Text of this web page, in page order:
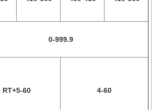
0-999.9
RT+5-60 4-60